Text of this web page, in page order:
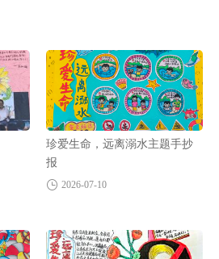
珍爱生命，远离溺水主题手抄
报
2026-07-10